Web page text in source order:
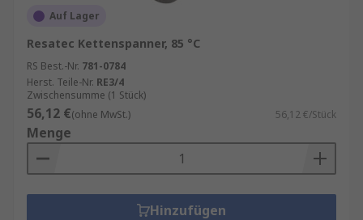
Auf Lager
Resatec Kettenspanner, 85 °C
RS Best.-Nr. 781-0784
Herst. Teile-Nr. RE3/4
Zwischensumme (1 Stück)
56,12 €(ohne MwSt.) 56,12 €/Stück
Menge
Hinzufügen